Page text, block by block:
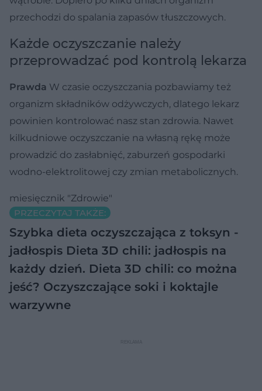
przechodzi do spalania zapasów tłuszczowych.
Każde oczyszczanie należy
przeprowadzać pod kontrolą lekarza
Prawda W czasie oczyszczania pozbawiamy też
organizm składników odżywczych, dlatego lekarz
powinien kontrolować nasz stan zdrowia. Nawet
kilkudniowe oczyszczanie na własną rękę może
prowadzić do zasłabnięć, zaburzeń gospodarki
wodno-elektrolitowej czy zmian metabolicznych.
miesięcznik "Zdrowie"
PRZECZYTAJ TAKŻE:
Szybka dieta oczyszczająca z toksyn -
jadłospis Dieta 3D chili: jadłospis na
każdy dzień. Dieta 3D chili: co można
jeść? Oczyszczające soki i koktajle
warzywne